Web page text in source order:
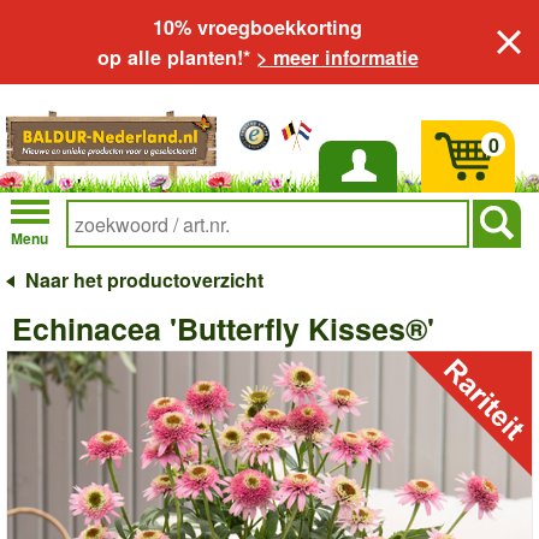
10% vroegboekkorting
op alle planten!* > meer informatie
Inloggen
Menu
0
Naar het productoverzicht
Echinacea 'Butterfly Kisses®'